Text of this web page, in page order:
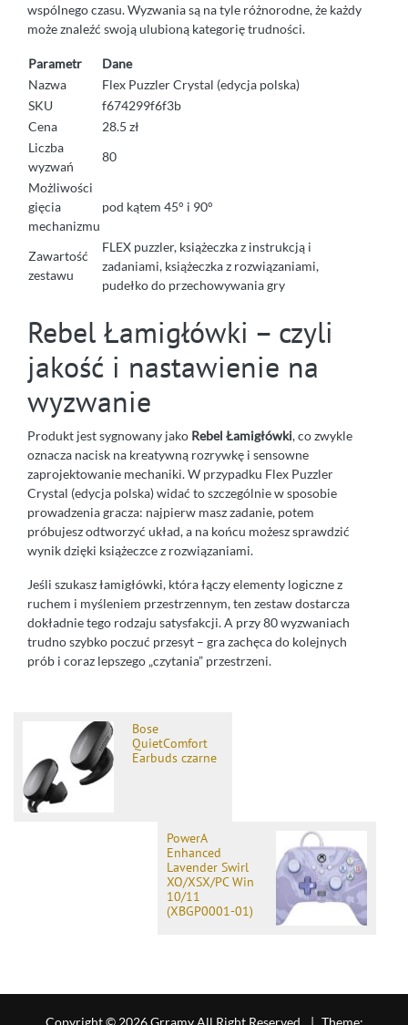
wspólnego czasu. Wyzwania są na tyle różnorodne, że każdy
może znaleźć swoją ulubioną kategorię trudności.
Parametr
Dane
Nazwa
Flex Puzzler Crystal (edycja polska)
SKU
f674299f6f3b
Cena
28.5 zł
Liczba
wyzwań
80
Możliwości
gięcia
mechanizmu
pod kątem 45° i 90°
Zawartość
zestawu
FLEX puzzler, książeczka z instrukcją i
zadaniami, książeczka z rozwiązaniami,
pudełko do przechowywania gry
Rebel Łamigłówki – czyli
jakość i nastawienie na
wyzwanie
Produkt jest sygnowany jako Rebel Łamigłówki, co zwykle
oznacza nacisk na kreatywną rozrywkę i sensowne
zaprojektowanie mechaniki. W przypadku Flex Puzzler
Crystal (edycja polska) widać to szczególnie w sposobie
prowadzenia gracza: najpierw masz zadanie, potem
próbujesz odtworzyć układ, a na końcu możesz sprawdzić
wynik dzięki książeczce z rozwiązaniami.
Jeśli szukasz łamigłówki, która łączy elementy logiczne z
ruchem i myśleniem przestrzennym, ten zestaw dostarcza
dokładnie tego rodzaju satysfakcji. A przy 80 wyzwaniach
trudno szybko poczuć przesyt – gra zachęca do kolejnych
prób i coraz lepszego „czytania” przestrzeni.
Bose
QuietComfort
Earbuds czarne
PowerA
Enhanced
Lavender Swirl
XO/XSX/PC Win
10/11
(XBGP0001-01)